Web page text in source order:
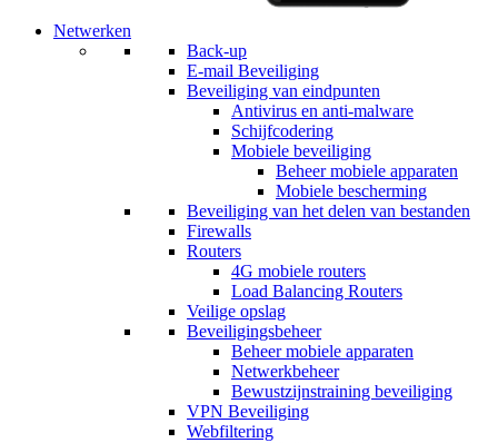
Netwerken
Back-up
E-mail Beveiliging
Beveiliging van eindpunten
Antivirus en anti-malware
Schijfcodering
Mobiele beveiliging
Beheer mobiele apparaten
Mobiele bescherming
Beveiliging van het delen van bestanden
Firewalls
Routers
4G mobiele routers
Load Balancing Routers
Veilige opslag
Beveiligingsbeheer
Beheer mobiele apparaten
Netwerkbeheer
Bewustzijnstraining beveiliging
VPN Beveiliging
Webfiltering